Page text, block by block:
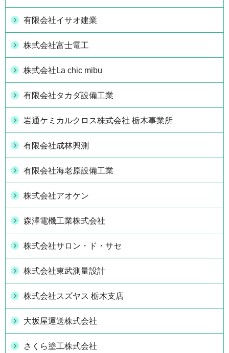
有限会社イサオ建業
株式会社富士電工
株式会社La chic mibu
有限会社タカダ設備工業
岩通ケミカルクロス株式会社 栃木事業所
有限会社成林興測
有限会社海老原設備工業
株式会社アオケン
森澤電機工業株式会社
株式会社サロン・ド・サセ
株式会社東武測量設計
株式会社スズヤス 栃木支店
大坂屋運送株式会社
さくら塗工株式会社